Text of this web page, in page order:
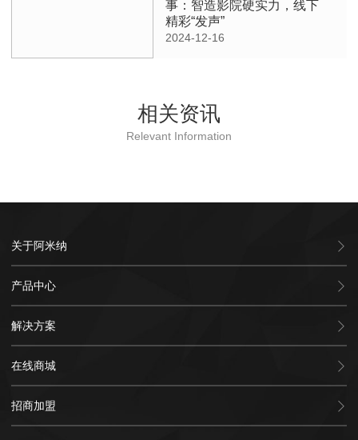
事：智造影院硬实力，线下
精彩“发声”
2024-12-16
相关资讯
Relevant Information
关于阿米纳
产品中心
解决方案
在线商城
招商加盟